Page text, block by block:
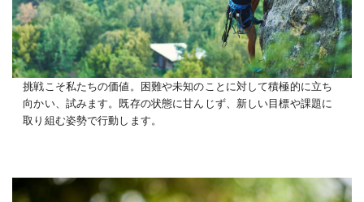
挑戦こそ私たちの価値。困難や未知のことに対して積極的に立ち
向かい、試みます。既存の状態に甘んじず、新しい目標や課題に
取り組む姿勢で行動します。